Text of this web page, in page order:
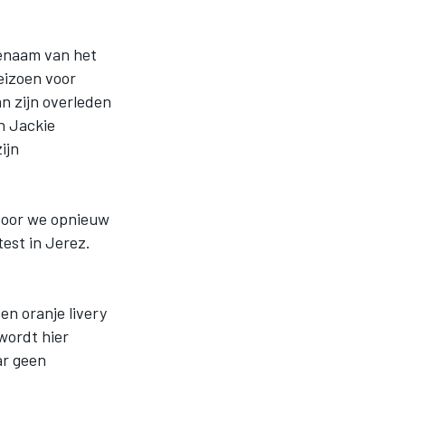
van het
voor
zijn overleden
Jackie
we opnieuw
in Jerez.
oranje livery
hier
geen